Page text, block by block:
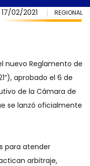
17/02/2021 REGIONAL
nuevo Reglamento de
aprobado el 6 de
de la Cámara de
se lanzó oficialmente
para atender
arbitraje,